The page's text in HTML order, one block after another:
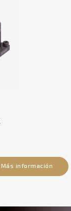
Más información